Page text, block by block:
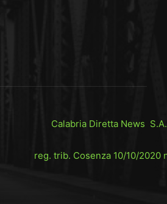
Calabria Diretta News
reg. trib. Cosenza 10/10/2020